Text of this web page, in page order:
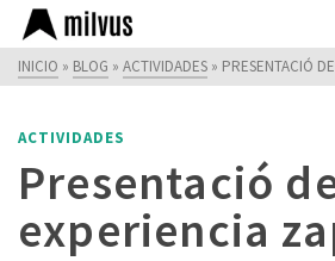
INICIO » BLOG » ACTIVIDADES » PRESENTACIÓ
ACTIVIDADES
Presentació
experiencia